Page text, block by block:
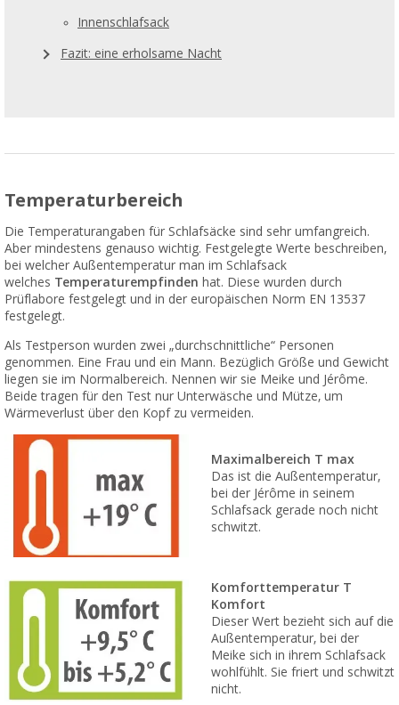
Innenschlafsack
Fazit: eine erholsame Nacht
Temperaturbereich
Die Temperaturangaben für Schlafsäcke sind sehr umfangreich.
Aber mindestens genauso wichtig. Festgelegte Werte beschreiben,
bei welcher Außentemperatur man im Schlafsack
welches Temperaturempfinden hat. Diese wurden durch
Prüflabore festgelegt und in der europäischen Norm EN 13537
festgelegt.
Als Testperson wurden zwei „durchschnittliche“ Personen
genommen. Eine Frau und ein Mann. Bezüglich Größe und Gewicht
liegen sie im Normalbereich. Nennen wir sie Meike und Jérôme.
Beide tragen für den Test nur Unterwäsche und Mütze, um
Wärmeverlust über den Kopf zu vermeiden.
Maximalbereich T max
Das ist die Außentemperatur,
bei der Jérôme in seinem
Schlafsack gerade noch nicht
schwitzt.
Komforttemperatur T
Komfort
Dieser Wert bezieht sich auf die
Außentemperatur, bei der
Meike sich in ihrem Schlafsack
wohlfühlt. Sie friert und schwitzt
nicht.